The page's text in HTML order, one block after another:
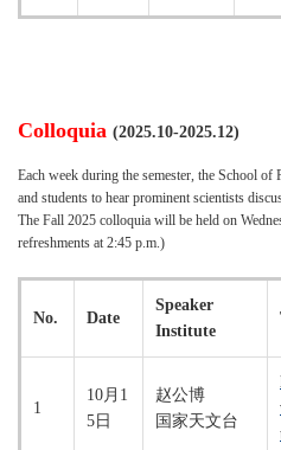
Colloquia (2025.10-2025.12)
Each week during the semester, the School
and students to hear prominent scientists
The Fall 2025 colloquia will be held on
refreshments at 2:45 p.m.)
No. Date
Speaker
Institute
1
10月1
5日
赵公博
国家天文台